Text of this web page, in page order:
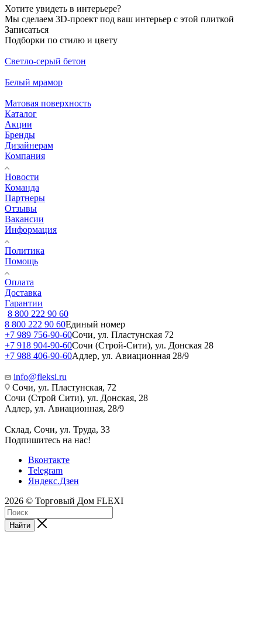
Хотите увидеть в интерьере?
Мы сделаем 3D-проект под ваш интерьер с этой плиткой
Записаться
Подборки по стилю и цвету
Светло-серый бетон
Белый мрамор
Матовая поверхность
Каталог
Акции
Бренды
Дизайнерам
Компания
Новости
Команда
Партнеры
Отзывы
Вакансии
Информация
Политика
Помощь
Оплата
Доставка
Гарантии
8 800 222 90 60
8 800 222 90 60Единый номер
+7 989 756-90-60Сочи, ул. Пластунская 72
+7 918 904-90-60Сочи (Строй-Сити), ул. Донская 28
+7 988 406-90-60Адлер, ул. Авиационная 28/9
info@fleksi.ru
Сочи, ул. Пластунская, 72
Сочи (Строй Сити), ул. Донская, 28
Адлер, ул. Авиационная, 28/9
Склад, Сочи, ул. Труда, 33
Подпишитесь на нас!
Вконтакте
Telegram
Яндекс.Дзен
2026 © Торговый Дом FLEXI
Найти